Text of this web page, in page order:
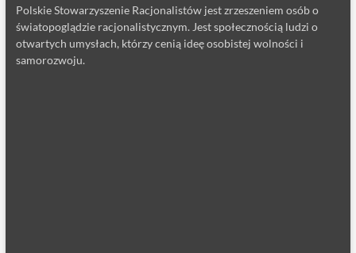
Polskie Stowarzyszenie Racjonalistów jest zrzeszeniem osób o
światopoglądzie racjonalistycznym. Jest społecznością ludzi o
otwartych umysłach, którzy cenią ideę osobistej wolności i
samorozwoju.